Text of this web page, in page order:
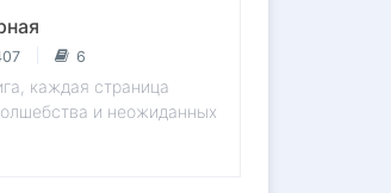
6
каждая страница
и неожиданных